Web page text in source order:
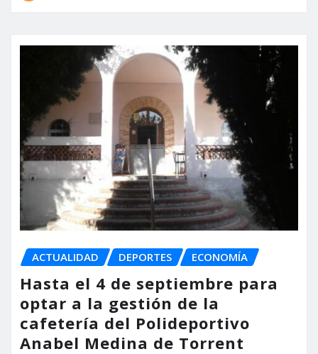
ACTUALIDAD DEPORTES ECONOMÍA
Hasta el 4 de septiembre para
optar a la gestión de la
cafetería del Polideportivo
Anabel Medina de Torrent